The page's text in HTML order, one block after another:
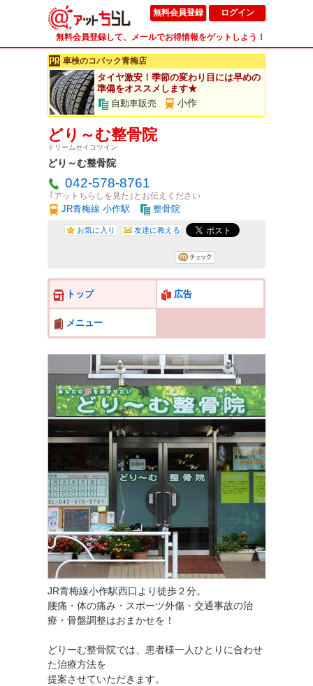
無料会員登録 ログイン
無料会員登録して、メールでお得情報をゲットしよう！
車検のコバック青梅店
タイヤ激安！季節の変わり目には早めの
準備をオススメします★
自動車販売
小作
どり～む整骨院
ドリームセイコツイン
どり～む整骨院
042-578-8761
｢アットちらしを見た｣とお伝えください
JR青梅線 小作駅 整骨院
お気に入り 友達に教える
トップ 広告
メニュー
JR青梅線小作駅西口より徒歩２分。
腰痛・体の痛み・スポーツ外傷・交通事故の治
療・骨盤調整はおまかせを！
どりーむ整骨院では、患者様一人ひとりに合わせ
た治療方法を
提案させていただきます。